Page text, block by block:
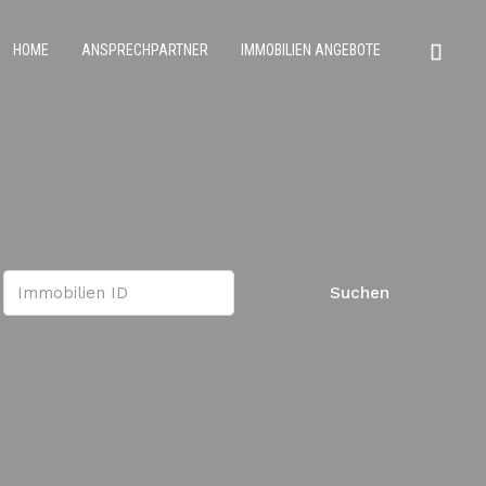
HOME ANSPRECHPARTNER IMMOBILIEN ANGEBOTE
Suchen